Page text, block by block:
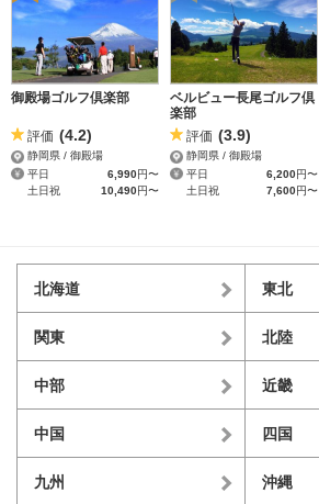
御殿場ゴルフ倶楽部
評価 (4.2)
静岡県 / 御殿場
平日
6,990円〜
土日祝
10,490円〜
ベルビュー長尾ゴルフ倶
楽部
評価 (3.9)
静岡県 / 御殿場
平日
6,200円〜
土日祝
7,600円〜
北海道 東北
関東 北陸
中部 近畿
中国 四国
九州 沖縄